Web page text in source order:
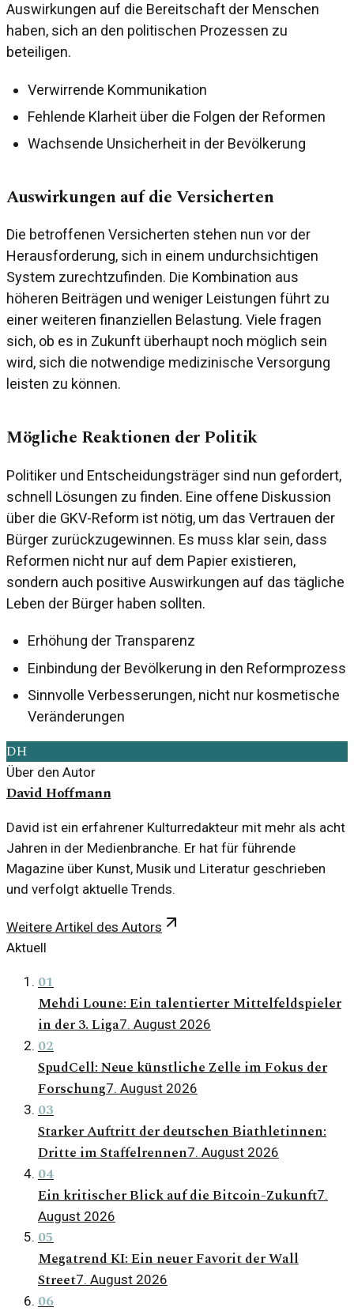
Auswirkungen auf die Bereitschaft der Menschen
haben, sich an den politischen Prozessen zu
beteiligen.
Verwirrende Kommunikation
Fehlende Klarheit über die Folgen der Reformen
Wachsende Unsicherheit in der Bevölkerung
Auswirkungen auf die Versicherten
Die betroffenen Versicherten stehen nun vor der
Herausforderung, sich in einem undurchsichtigen
System zurechtzufinden. Die Kombination aus
höheren Beiträgen und weniger Leistungen führt zu
einer weiteren finanziellen Belastung. Viele fragen
sich, ob es in Zukunft überhaupt noch möglich sein
wird, sich die notwendige medizinische Versorgung
leisten zu können.
Mögliche Reaktionen der Politik
Politiker und Entscheidungsträger sind nun gefordert,
schnell Lösungen zu finden. Eine offene Diskussion
über die GKV-Reform ist nötig, um das Vertrauen der
Bürger zurückzugewinnen. Es muss klar sein, dass
Reformen nicht nur auf dem Papier existieren,
sondern auch positive Auswirkungen auf das tägliche
Leben der Bürger haben sollten.
Erhöhung der Transparenz
Einbindung der Bevölkerung in den Reformprozess
Sinnvolle Verbesserungen, nicht nur kosmetische
Veränderungen
DH
Über den Autor
David Hoffmann
David ist ein erfahrener Kulturredakteur mit mehr als acht
Jahren in der Medienbranche. Er hat für führende
Magazine über Kunst, Musik und Literatur geschrieben
und verfolgt aktuelle Trends.
Weitere Artikel des Autors
Aktuell
01
Mehdi Loune: Ein talentierter Mittelfeldspieler
in der 3. Liga7. August 2026
02
SpudCell: Neue künstliche Zelle im Fokus der
Forschung7. August 2026
03
Starker Auftritt der deutschen Biathletinnen:
Dritte im Staffelrennen7. August 2026
04
Ein kritischer Blick auf die Bitcoin-Zukunft7.
August 2026
05
Megatrend KI: Ein neuer Favorit der Wall
Street7. August 2026
06